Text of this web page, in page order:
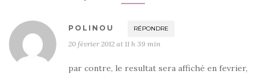
POLINOU RÉPONDRE
20 février 2012 at 11 h 39 min
par contre, le resultat sera affiché en fevrier,